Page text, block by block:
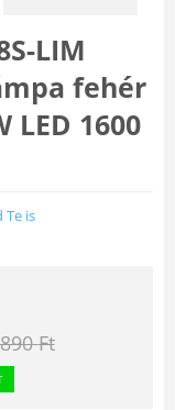
LIM
fehér
LED 1600
Te is
Ft